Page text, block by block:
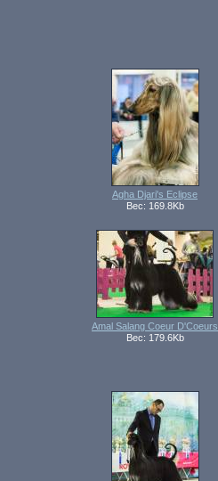
Agha Djari's Eclipse
Вес: 169.8Kb
Amal Salang Coeur D'Coeurs
Вес: 179.6Kb